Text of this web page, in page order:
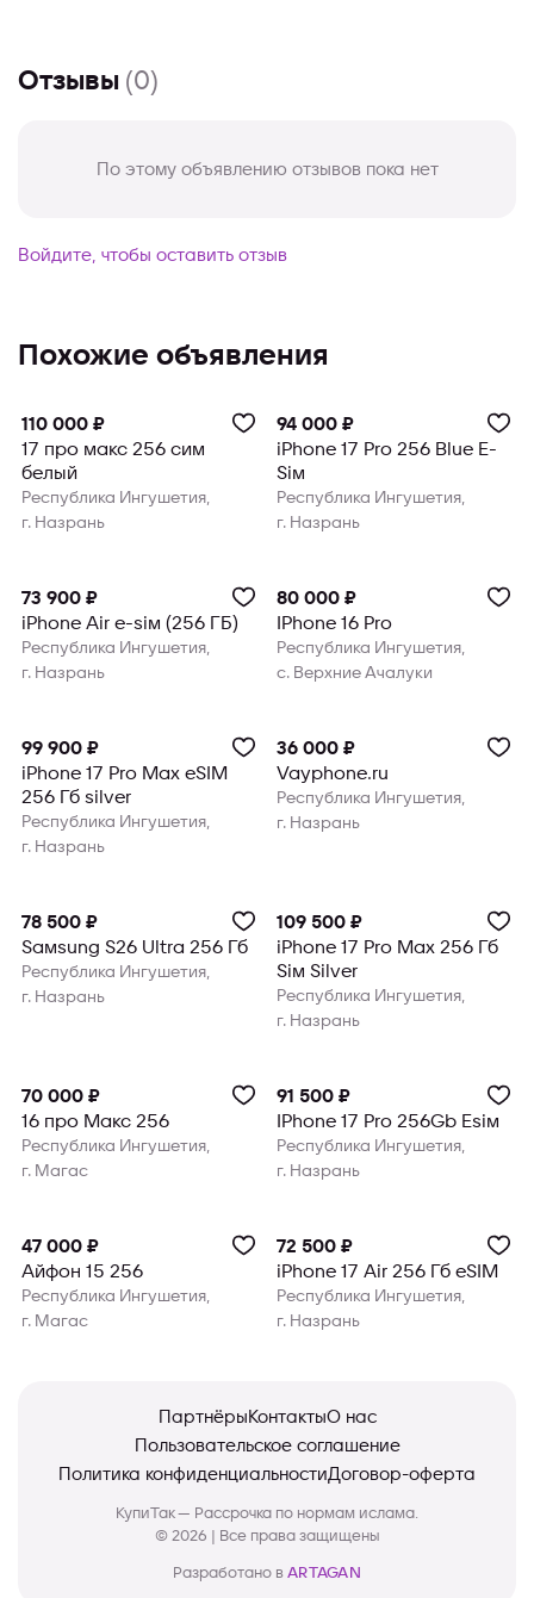
Отзывы (0)
По этому объявлению отзывов пока нет
Войдите, чтобы оставить отзыв
Похожие объявления
Продвинуто
110 000 ₽
17 про макс 256 сим
белый
Республика Ингушетия,
г. Назрань
Продвинуто
94 000 ₽
iPhone 17 Pro 256 Blue E-
Sim
Республика Ингушетия,
г. Назрань
73 900 ₽
iPhone Air e-sim (256 ГБ)
Республика Ингушетия,
г. Назрань
80 000 ₽
IPhone 16 Pro
Республика Ингушетия,
с. Верхние Ачалуки
99 900 ₽
iPhone 17 Pro Max eSIM
256 Гб silver
Республика Ингушетия,
г. Назрань
36 000 ₽
Vayphone.ru
Республика Ингушетия,
г. Назрань
78 500 ₽
Samsung S26 Ultra 256 Гб
Республика Ингушетия,
г. Назрань
109 500 ₽
iPhone 17 Pro Max 256 Гб
Sim Silver
Республика Ингушетия,
г. Назрань
70 000 ₽
16 про Макс 256
Республика Ингушетия,
г. Магас
91 500 ₽
IPhone 17 Pro 256Gb Esim
Республика Ингушетия,
г. Назрань
47 000 ₽
Айфон 15 256
Республика Ингушетия,
г. Магас
72 500 ₽
iPhone 17 Air 256 Гб eSIM
Республика Ингушетия,
г. Назрань
ПартнёрыКонтактыО нас
Пользовательское соглашение
Политика конфиденциальностиДоговор-оферта
КупиТак — Рассрочка по нормам ислама.
© 2026 | Все права защищены
Разработано в ARTAGAN